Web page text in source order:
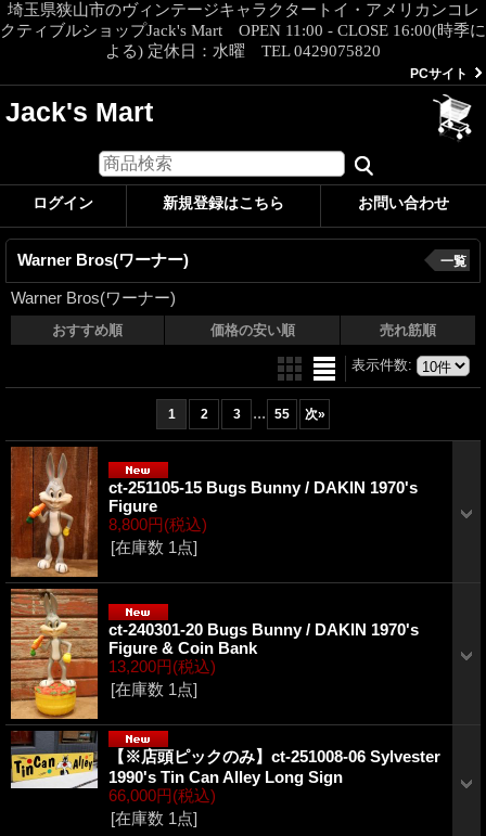
埼玉県狭山市のヴィンテージキャラクタートイ・アメリカンコレ
クティブルショップJack's Mart OPEN 11:00 - CLOSE 16:00(時季に
よる) 定休日：水曜 TEL 0429075820
PCサイト
Jack's Mart
ログイン 新規登録はこちら お問い合わせ
Warner Bros(ワーナー)
Warner Bros(ワーナー)
一覧
おすすめ順 価格の安い順 売れ筋順
表示件数:
1 2 3 ... 55 次»
ct-251105-15 Bugs Bunny / DAKIN 1970's
Figure
8,800円(税込)
[在庫数 1点]
ct-240301-20 Bugs Bunny / DAKIN 1970's
Figure & Coin Bank
13,200円(税込)
[在庫数 1点]
【※店頭ピックのみ】ct-251008-06 Sylvester
1990's Tin Can Alley Long Sign
66,000円(税込)
[在庫数 1点]